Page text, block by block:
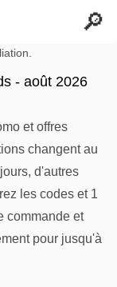
- août 2026
et offres
changent au
d'autres
les codes et 1
commande et
pour jusqu'à